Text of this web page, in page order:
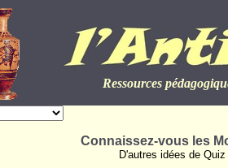
Ressources
Connaissez-vous les
D'autres idées de